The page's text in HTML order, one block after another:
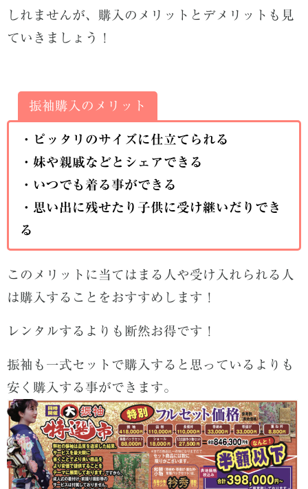
しれませんが、購入のメリットとデメリットも見
ていきましょう！
振袖購入のメリット
・ピッタリのサイズに仕立てられる
・妹や親戚などとシェアできる
・いつでも着る事ができる
・思い出に残せたり子供に受け継いだりでき
る
このメリットに当てはまる人や受け入れられる人
は購入することをおすすめします！
レンタルするよりも断然お得です！
振袖も一式セットで購入すると思っているよりも
安く購入する事ができます。